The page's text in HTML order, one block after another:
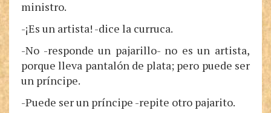
ministro.
-¡Es un artista! -dice la curruca.
-No -responde un pajarillo- no es un artista,
porque lleva pantalón de plata; pero puede ser
un príncipe.
-Puede ser un príncipe -repite otro pajarito.